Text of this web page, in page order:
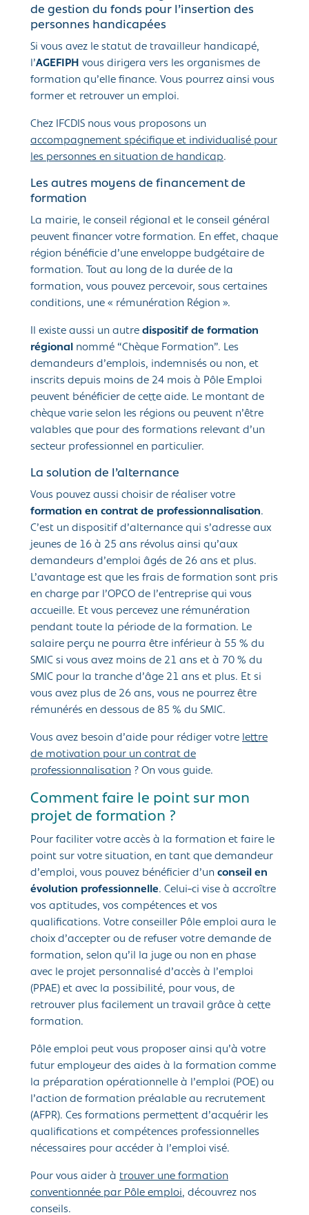
de gestion du fonds pour l’insertion des
personnes handicapées
Si vous avez le statut de travailleur handicapé,
l’AGEFIPH vous dirigera vers les organismes de
formation qu’elle finance. Vous pourrez ainsi vous
former et retrouver un emploi.
Chez IFCDIS nous vous proposons un
accompagnement spécifique et individualisé pour
les personnes en situation de handicap.
Les autres moyens de financement de
formation
La mairie, le conseil régional et le conseil général
peuvent financer votre formation. En effet, chaque
région bénéficie d’une enveloppe budgétaire de
formation. Tout au long de la durée de la
formation, vous pouvez percevoir, sous certaines
conditions, une « rémunération Région ».
Il existe aussi un autre dispositif de formation
régional nommé “Chèque Formation”. Les
demandeurs d’emplois, indemnisés ou non, et
inscrits depuis moins de 24 mois à Pôle Emploi
peuvent bénéficier de cette aide. Le montant de
chèque varie selon les régions ou peuvent n’être
valables que pour des formations relevant d’un
secteur professionnel en particulier.
La solution de l’alternance
Vous pouvez aussi choisir de réaliser votre
formation en contrat de professionnalisation.
C’est un dispositif d’alternance qui s’adresse aux
jeunes de 16 à 25 ans révolus ainsi qu’aux
demandeurs d’emploi âgés de 26 ans et plus.
L’avantage est que les frais de formation sont pris
en charge par l’OPCO de l’entreprise qui vous
accueille. Et vous percevez une rémunération
pendant toute la période de la formation. Le
salaire perçu ne pourra être inférieur à 55 % du
SMIC si vous avez moins de 21 ans et à 70 % du
SMIC pour la tranche d’âge 21 ans et plus. Et si
vous avez plus de 26 ans, vous ne pourrez être
rémunérés en dessous de 85 % du SMIC.
Vous avez besoin d’aide pour rédiger votre lettre
de motivation pour un contrat de
professionnalisation ? On vous guide.
Comment faire le point sur mon
projet de formation ?
Pour faciliter votre accès à la formation et faire le
point sur votre situation, en tant que demandeur
d’emploi, vous pouvez bénéficier d’un conseil en
évolution professionnelle. Celui-ci vise à accroître
vos aptitudes, vos compétences et vos
qualifications. Votre conseiller Pôle emploi aura le
choix d’accepter ou de refuser votre demande de
formation, selon qu’il la juge ou non en phase
avec le projet personnalisé d’accès à l’emploi
(PPAE) et avec la possibilité, pour vous, de
retrouver plus facilement un travail grâce à cette
formation.
Pôle emploi peut vous proposer ainsi qu’à votre
futur employeur des aides à la formation comme
la préparation opérationnelle à l’emploi (POE) ou
l’action de formation préalable au recrutement
(AFPR). Ces formations permettent d’acquérir les
qualifications et compétences professionnelles
nécessaires pour accéder à l’emploi visé.
Pour vous aider à trouver une formation
conventionnée par Pôle emploi, découvrez nos
conseils.